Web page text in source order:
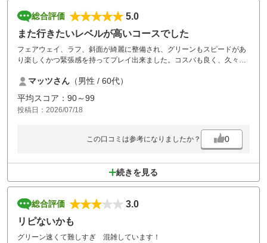
総合評価
5.0
また行きたいレベルが高いコースでした
フェアウェイ、ラフ、斜面が綺麗に整備され、グリーンもスピードがあ
り楽しくかつ緊張感を持ってプレイ出来ました。コスパも良く、久々に
マッツさん （男性 / 60代）
平均スコア：90～99
投稿日：2026/07/18
この口コミは参考になりましたか？ 0
続きを見る
総合評価
3.0
リピないかも
グリーン速くて難しすぎ 混雑しています！